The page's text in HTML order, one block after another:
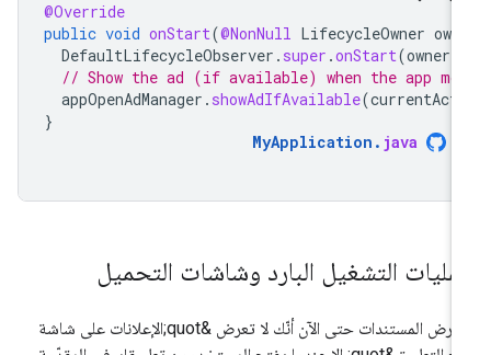
@Override
public void onStart(@NonNull LifecycleOwner
DefaultLifecycleObserver.super.onStart(owner
// Show the ad (if available) when the app
appOpenAdManager.showAdIfAvailable(
MyApplication.java
التشغيل البارد وشاشات التحميل
تفترض المستندات حتى الآن أنّك لا تعرض &quot;الإعلانات على شاشة